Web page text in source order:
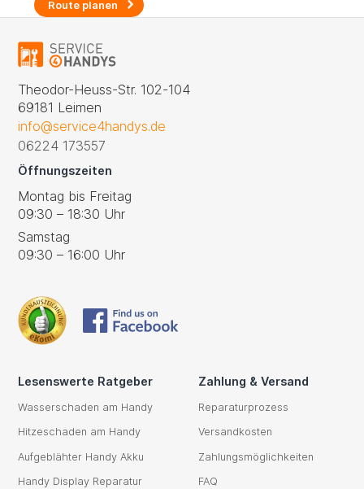
Route planen
Theodor-Heuss-Str. 102-104
69181 Leimen
info@service4handys.de
06224 173557
Öffnungszeiten
Montag bis Freitag
09:30 – 18:30 Uhr
Samstag
09:30 – 16:00 Uhr
Lesenswerte Ratgeber
Wasserschaden am Handy
Hitzeschaden am Handy
Aufgeblähter Handy Akku
Handy Display Reparatur
Zahlung & Versand
Reparaturprozess
Versandkosten
Zahlungsmöglichkeiten
FAQ